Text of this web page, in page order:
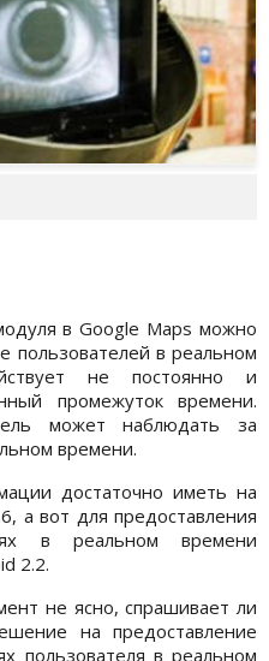
в Google Maps можно
пользователей в реальном
не постоянно и
промежуток времени.
может наблюдать за
времени.
достаточно иметь на
а вот для предоставления
в реальном времени
2.2.
не ясно, спрашивает ли
на предоставление
пользователя в реальном